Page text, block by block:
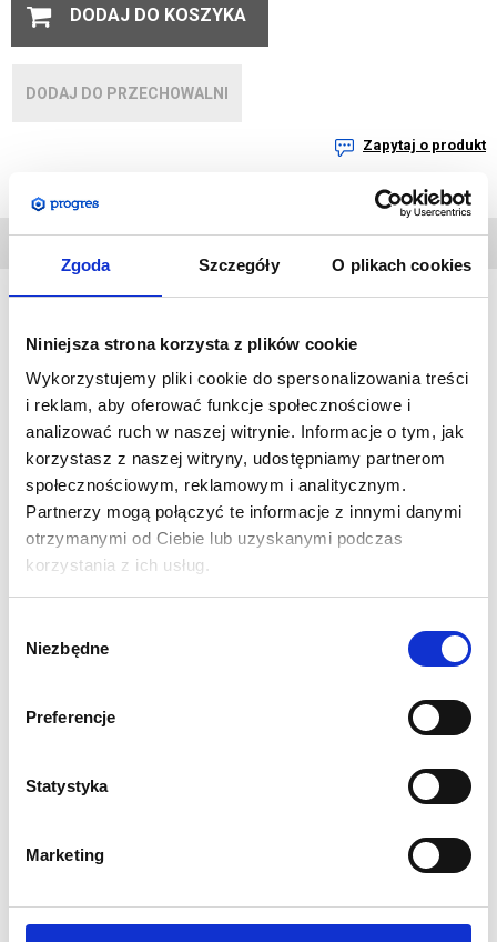
Zgoda Szczegóły O plikach cookies
Niniejsza strona korzysta z plików cookie
Wykorzystujemy pliki cookie do spersonalizowania treści
i reklam, aby oferować funkcje społecznościowe i
analizować ruch w naszej witrynie. Informacje o tym, jak
korzystasz z naszej witryny, udostępniamy partnerom
społecznościowym, reklamowym i analitycznym.
Partnerzy mogą połączyć te informacje z innymi danymi
otrzymanymi od Ciebie lub uzyskanymi podczas
korzystania z ich usług.
zgody
Niezbędne
Preferencje
Statystyka
Marketing
DODAJ DO KOSZYKA
DODAJ DO PRZECHOWALNI
Zapytaj o produkt
DANE
Roll-Up Standard to najlepiej sprzedający się rollup w naszej
ofercie. Jego największą zaletą jest bardzo atrakcyjna cena co
w połączeniu z prostotą wykonania i łatwoscią użytkowania
tworzy z niego bardzo chętnie wybierany przez klientów
produkt. Roll-Up w kasecie standard znajdzie swoje
zastosowanie jako dodatek do stoiska lub element wszelakich
krótkoterminowych wystaw i ekspozycji.
SPECYFIKACJA:
Dostępne szerokości: 85 cm, 100 cm, 120 cm, 150 cm
Solidna aluminiowa konstrukcja poddana anodowaniu
cm posiadają 2 maszty)
Stabilizator pozycji masztu
Każdy rollup posiada indywidualny karton